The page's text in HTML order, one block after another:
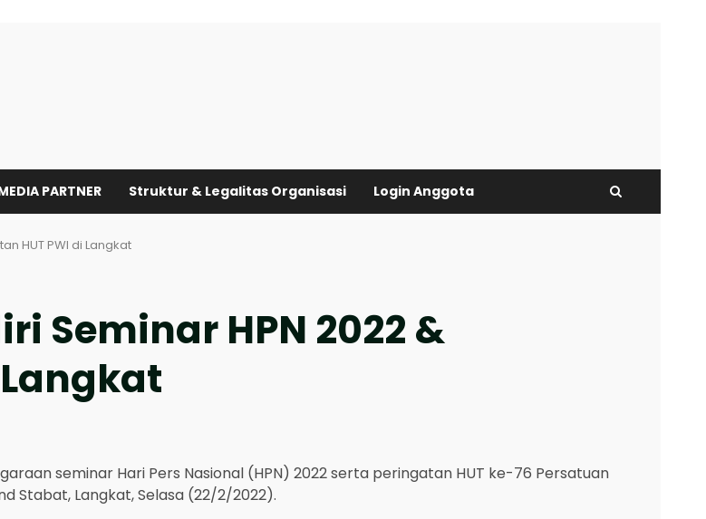
PARTNER Struktur & Legalitas Organisasi Login Anggota
HUT PWI di Langkat
Seminar HPN 2022 &
seminar Hari Pers Nasional (HPN) 2022 serta peringatan HUT ke-76 Persatuan
Stabat, Langkat, Selasa (22/2/2022).